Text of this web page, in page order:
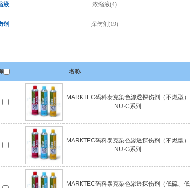
液 浓缩液(4)
剂 探伤剂(19)
名称
MARKTEC码科泰克染色渗透探伤剂（不燃型）
NU·C系列
MARKTEC码科泰克染色渗透探伤剂（不燃型）
NU·G系列
MARKTEC码科泰克染色渗透探伤剂（低硫、低